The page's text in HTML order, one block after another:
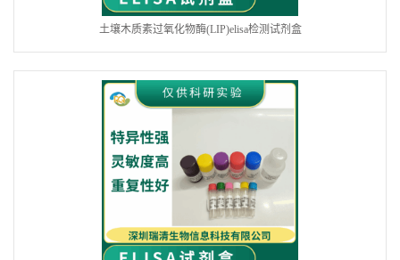
土壤木质素过氧化物酶(LIP)elisa检测试剂盒